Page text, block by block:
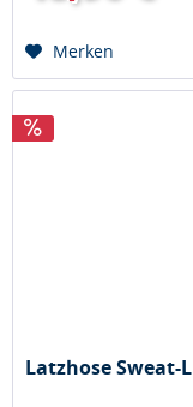
Merken
Latzhose Sweat-